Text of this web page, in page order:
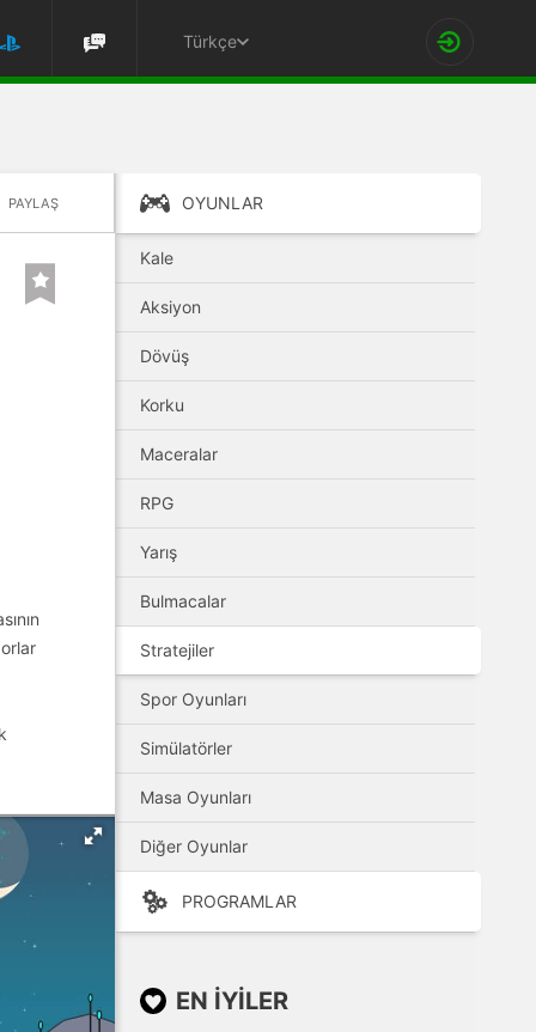
Türkçe
PAYLAŞ OYUNLAR
Kale
Aksiyon
Dövüş
Korku
Maceralar
RPG
Yarış
Bulmacalar
Stratejiler
Spor Oyunları
Simülatörler
Masa Oyunları
Diğer Oyunlar
PROGRAMLAR
EN IYILER